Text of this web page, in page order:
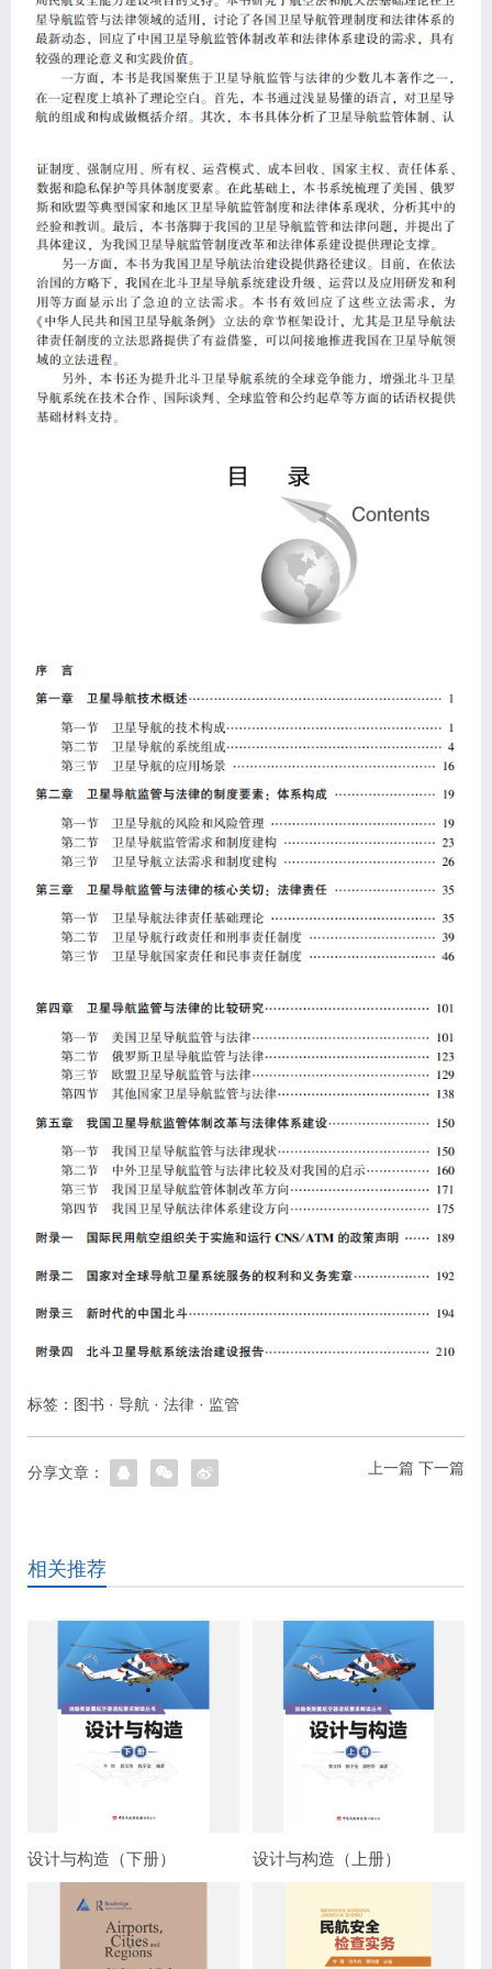
标签： 图书 · 导航 · 法律 · 监管
上一篇 下一篇
分享文章：
相关推荐
设计与构造（下册） 设计与构造（上册）